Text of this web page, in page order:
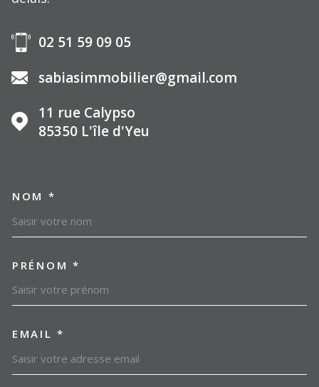
02 51 59 09 05
sabiasimmobilier@gmail.com
11 rue Calypso
85350
L'île d'Yeu
NOM *
PRÉNOM *
EMAIL *